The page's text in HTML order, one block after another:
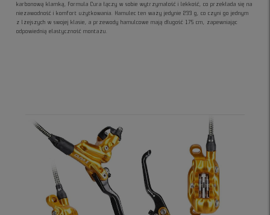
karbonową klamką, Formula Cura łączy w sobie wytrzymałość i lekkość, co przekłada się na
niezawodność i komfort użytkowania. Hamulec ten waży jedynie 233 g, co czyni go jednym
z lżejszych w swojej klasie, a przewody hamulcowe mają długość 175 cm, zapewniając
odpowiednią elastyczność montażu.